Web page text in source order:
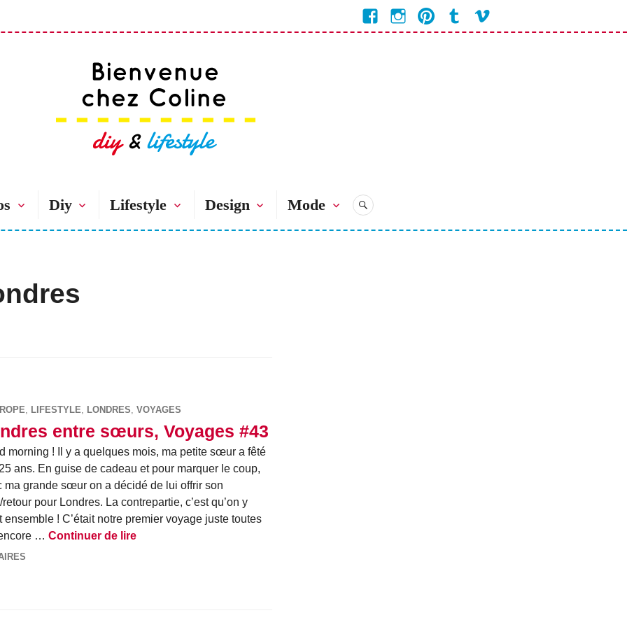
Facebook
Bienvenue
Chez
Instagram
Bienvenue
Chez
Pinterest
Bienvenue
Chez
Tumblr
Bienvenue
Chezchez
Bienvenue chez Coline
Diy Lifestyle Design Mode RECHERCHE
, LIFESTYLE, LONDRES, VOYAGES
entre sœurs, Voyages #43
morning ! Il y a quelques mois, ma petite sœur a fêté
ans. En guise de cadeau et pour marquer le coup,
ma grande sœur on a décidé de lui offrir son
pour Londres. La contrepartie, c’est qu’on y
ensemble ! C’était notre premier voyage juste toutes
… Continuer de lireLondres entre sœurs, Voyages #43